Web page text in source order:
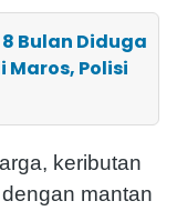
Bulan Diduga
Maros, Polisi
keributan
mantan